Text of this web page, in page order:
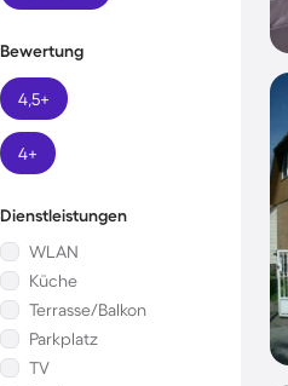
Bewertung
4,5+
4+
Dienstleistungen
WLAN
Küche
Terrasse/Balkon
Parkplatz
TV